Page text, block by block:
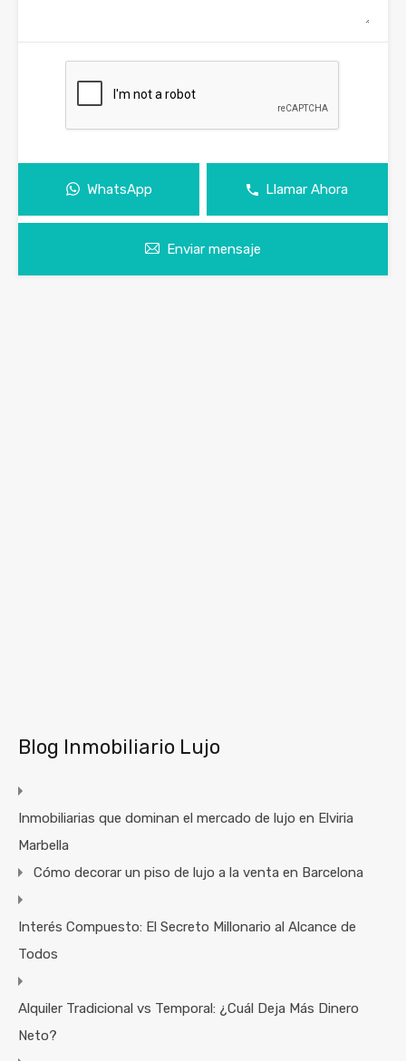
WhatsApp Llamar Ahora
Enviar mensaje
Blog Inmobiliario Lujo
Inmobiliarias que dominan el mercado de lujo en Elviria
Marbella
Cómo decorar un piso de lujo a la venta en Barcelona
Interés Compuesto: El Secreto Millonario al Alcance de
Todos
Alquiler Tradicional vs Temporal: ¿Cuál Deja Más Dinero
Neto?